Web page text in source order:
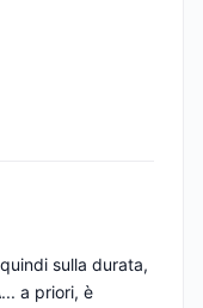
sulla durata,
a priori, è